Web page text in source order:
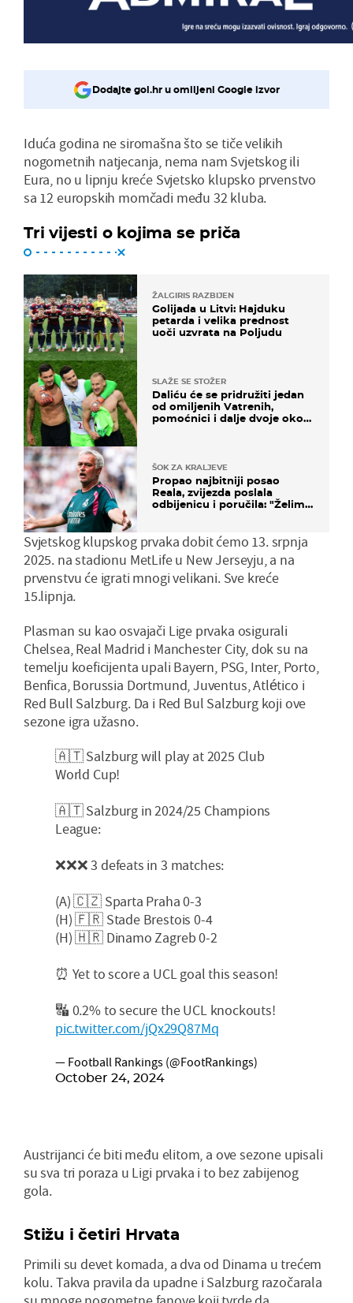
Dodajte gol.hr u omiljeni Google izvor
Iduća godina ne siromašna što se tiče velikih
nogometnih natjecanja, nema nam Svjetskog ili
Eura, no u lipnju kreće Svjetsko klupsko prvenstvo
sa 12 europskih momčadi među 32 kluba.
Tri vijesti o kojima se priča
ŽALGIRIS RAZBIJEN
Golijada u Litvi: Hajduku
petarda i velika prednost
uoči uzvrata na Poljudu
SLAŽE SE STOŽER
Daliću će se pridružiti jedan
od omiljenih Vatrenih,
pomoćnici i dalje dvoje oko
ŠOK ZA KRALJEVE
Propao najbitniji posao
Reala, zvijezda poslala
odbijenicu i poručila: "Želim
Svjetskog klupskog prvaka dobit ćemo 13. srpnja
2025. na stadionu MetLife u New Jerseyju, a na
prvenstvu će igrati mnogi velikani. Sve kreće
15.lipnja.
Plasman su kao osvajači Lige prvaka osigurali
Chelsea, Real Madrid i Manchester City, dok su na
temelju koeficijenta upali Bayern, PSG, Inter, Porto,
Benfica, Borussia Dortmund, Juventus, Atlético i
Red Bull Salzburg. Da i Red Bul Salzburg koji ove
sezone igra užasno.
🇦🇹 Salzburg will play at 2025 Club
World Cup!
🇦🇹 Salzburg in 2024/25 Champions
League:
❌❌❌ 3 defeats in 3 matches:
(A) 🇨🇿 Sparta Praha 0-3
(H) 🇫🇷 Stade Brestois 0-4
(H) 🇭🇷 Dinamo Zagreb 0-2
⏰ Yet to score a UCL goal this season!
🔣 0.2% to secure the UCL knockouts!
pic.twitter.com/jQx29Q87Mq
— Football Rankings (@FootRankings)
October 24, 2024
Austrijanci će biti među elitom, a ove sezone upisali
su sva tri poraza u Ligi prvaka i to bez zabijenog
gola.
Stižu i četiri Hrvata
Primili su devet komada, a dva od Dinama u trećem
kolu. Takva pravila da upadne i Salzburg razočarala